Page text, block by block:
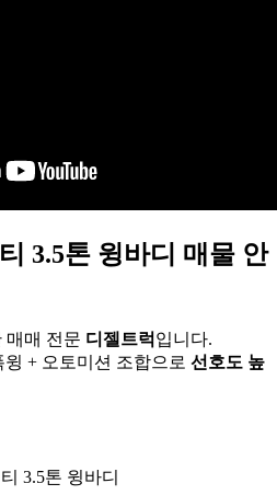
3.5톤 윙바디 매물 안
매매 전문 디젤트럭 입니다.
윙 + 오토미션 조합으로 선호도 높
3.5톤 윙바디